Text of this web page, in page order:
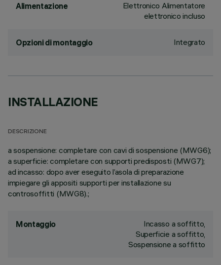
Alimentazione
Elettronico Alimentatore
elettronico incluso
Opzioni di montaggio Integrato
INSTALLAZIONE
DESCRIZIONE
a sospensione: completare con cavi di sospensione (MWG6);
a superficie: completare con supporti predisposti (MWG7);
ad incasso: dopo aver eseguito l’asola di preparazione
impiegare gli appositi supporti per installazione su
controsoffitti (MWG8).;
Montaggio
Incasso a soffitto,
Superficie a soffitto,
Sospensione a soffitto